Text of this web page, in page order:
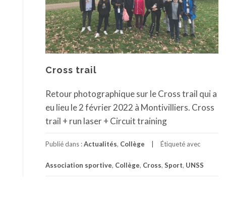
Cross trail
Retour photographique sur le Cross trail qui a
eu lieu le 2 février 2022 à Montivilliers. Cross
trail + run laser + Circuit training
Publié dans :Actualités, Collège Étiqueté avec
Association sportive, Collège, Cross, Sport, UNSS